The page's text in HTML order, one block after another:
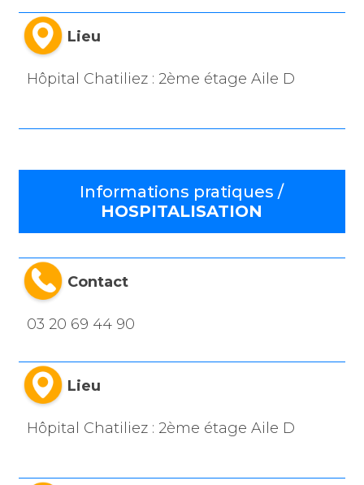
Lieu
Hôpital Chatiliez : 2ème étage Aile D
Informations pratiques /
HOSPITALISATION
Contact
03 20 69 44 90
Lieu
Hôpital Chatiliez : 2ème étage Aile D